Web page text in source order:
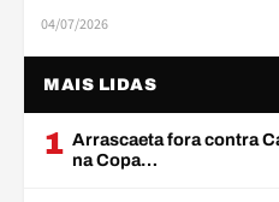
04/07/2026
MAIS LIDAS
1 Arrascaeta fora contra
na Copa…